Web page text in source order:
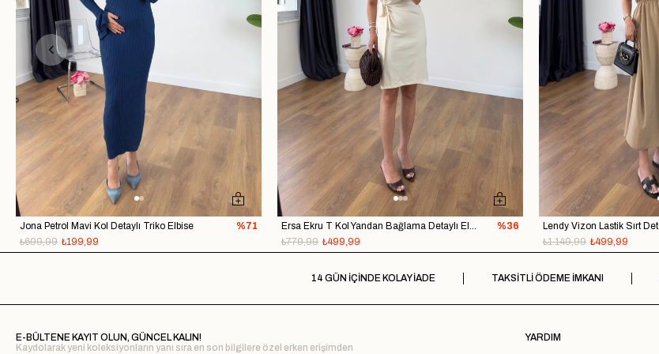
Jona Petrol Mavi Kol Detaylı Triko Elbise
₺199,99
₺699,99
%71
₺499,99
₺779,99
%36
₺499,99
₺1.149,99
14 GÜN İÇİNDE KOLAY İADE TAKSİTLİ ÖDEME İMKANI
E-BÜLTENE KAYIT OLUN, GÜNCEL KALIN!
Kaydolarak yeni koleksiyonların yanı sıra en son bilgilere özel erken erişimden
YARDIM